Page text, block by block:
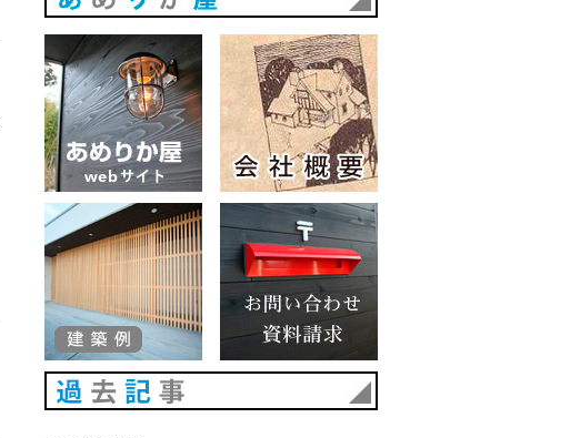
あめりか屋WEBサイト